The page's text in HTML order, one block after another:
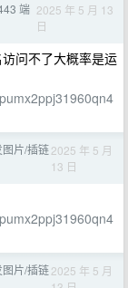
端 2025 年 5 月 13
日
问不了大概率是运
片/插链2025 年 5 月
13 日
片/插链2025 年 5 月